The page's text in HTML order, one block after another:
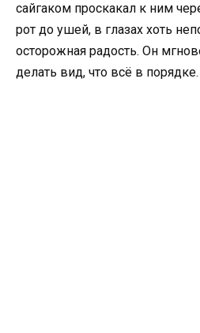
сайгаком проскакал к ним
рот до ушей, в глазах хоть
осторожная радость. Он
делать вид, что всё в порядке.